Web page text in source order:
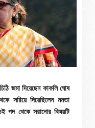
জমা দিয়েছেন কাকলি ঘোষ
সরিয়ে দিয়েছিলেন মমতা
পদ থেকে সরানোর বিষয়টি